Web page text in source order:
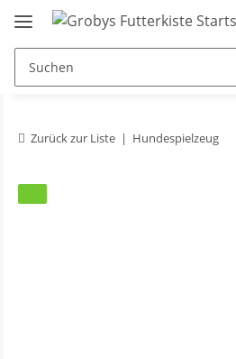
Zurück zur Liste Hundespielzeug